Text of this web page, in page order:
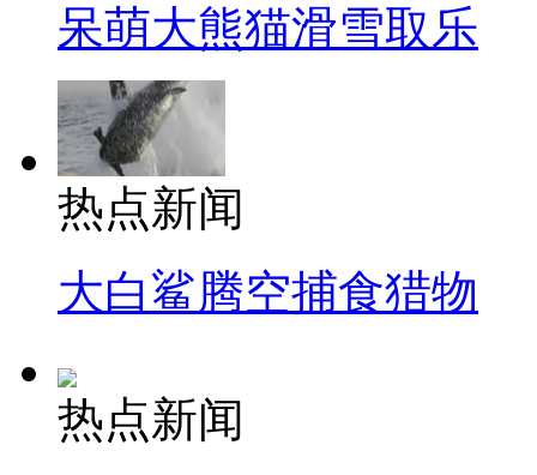
呆萌大熊猫滑雪取乐
热点新闻
大白鲨腾空捕食猎物
热点新闻